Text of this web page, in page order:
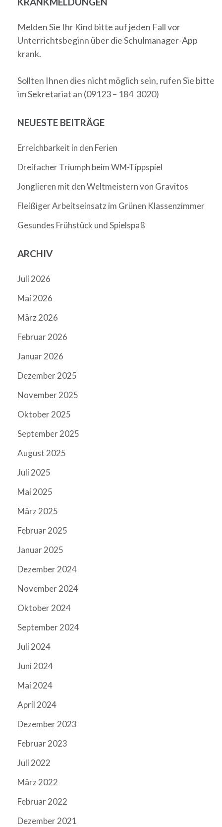
Melden Sie Ihr Kind bitte auf jeden Fall vor
Unterrichtsbeginn über die Schulmanager-App
krank.
Sollten Ihnen dies nicht möglich sein, rufen Sie bitte
im Sekretariat an (09123 – 184 3020)
NEUESTE BEITRÄGE
Erreichbarkeit in den Ferien
Dreifacher Triumph beim WM-Tippspiel
Jonglieren mit den Weltmeistern von Gravitos
Fleißiger Arbeitseinsatz im Grünen Klassenzimmer
Gesundes Frühstück und Spielspaß
ARCHIV
Juli 2026
Mai 2026
März 2026
Februar 2026
Januar 2026
Dezember 2025
November 2025
Oktober 2025
September 2025
August 2025
Juli 2025
Mai 2025
März 2025
Februar 2025
Januar 2025
Dezember 2024
November 2024
Oktober 2024
September 2024
Juli 2024
Juni 2024
Mai 2024
April 2024
Dezember 2023
Februar 2023
Juli 2022
März 2022
Februar 2022
Dezember 2021